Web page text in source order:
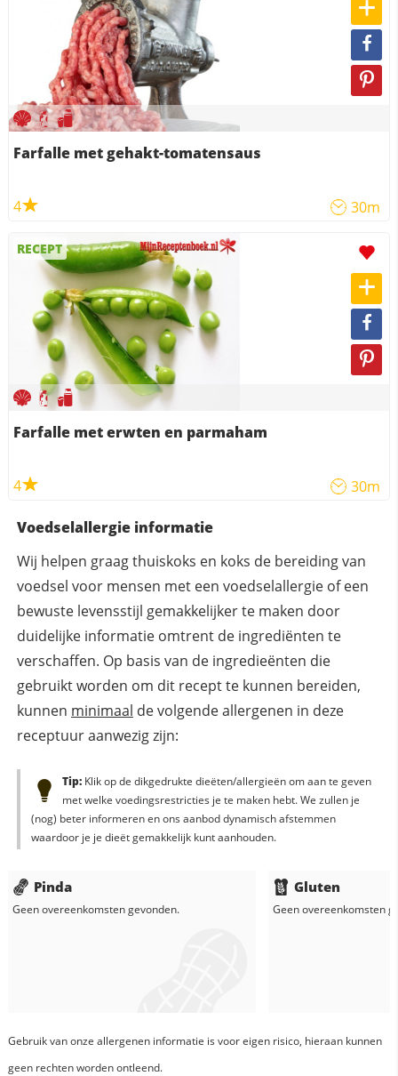
Farfalle met gehakt-tomatensaus
4 30m
RECEPT
Farfalle met erwten en parmaham
4 30m
Voedselallergie informatie
Wij helpen graag thuiskoks en koks de bereiding van
voedsel voor mensen met een voedselallergie of een
bewuste levensstijl gemakkelijker te maken door
duidelijke informatie omtrent de ingrediënten te
verschaffen. Op basis van de ingredieënten die
gebruikt worden om dit recept te kunnen bereiden,
kunnen minimaal de volgende allergenen in deze
receptuur aanwezig zijn:
Tip:Klik op de dikgedrukte dieëten/allergieën om aan te geven
met welke voedingsrestricties je te maken hebt. We zullen je
(nog) beter informeren en ons aanbod dynamisch afstemmen
waardoor je je dieët gemakkelijk kunt aanhouden.
Pinda
Geen overeenkomsten gevonden.
Gluten
Geen overeenkomsten
Gebruik van onze allergenen informatie is voor eigen risico, hieraan kunnen
geen rechten worden ontleend.